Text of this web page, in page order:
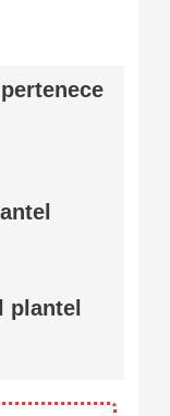
plantel